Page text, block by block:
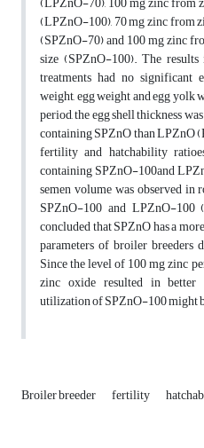
(LPZnO-100), 70 mg zinc from
(SPZnO-70) and 100 mg zinc
size (SPZnO-100). The
treatments had no significant
weight, egg weight and egg
period, the egg shell thickness
containing SPZnO than LPZnO
fertility and hatchability
containing SPZnO-100and
semen volume was observed
SPZnO-100 and LPZnO-100
concluded that SPZnO has a
parameters of broiler
Since the level of 100 mg zinc
zinc oxide resulted in better
utilization of SPZnO-100 might
Broiler breeder fertility